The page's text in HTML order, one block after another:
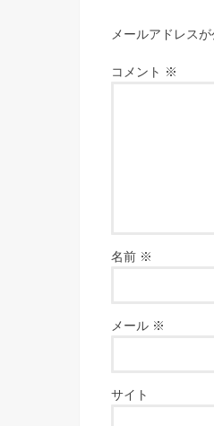
メールアドレス
コメント ※
名前 ※
メール ※
サイト